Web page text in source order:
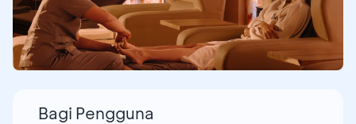
Bagi Pengguna